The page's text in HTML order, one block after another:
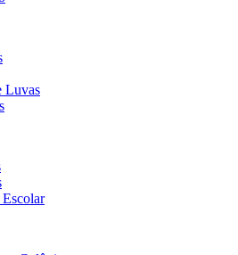
Luvas